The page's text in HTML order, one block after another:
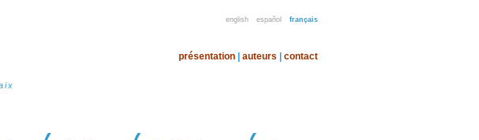
english español français
présentation auteurs contact